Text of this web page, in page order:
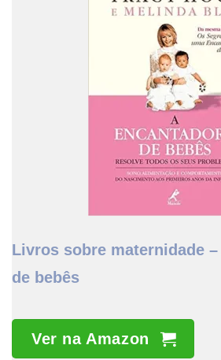
Livros sobre maternidade
de bebês
Ver na Amazon